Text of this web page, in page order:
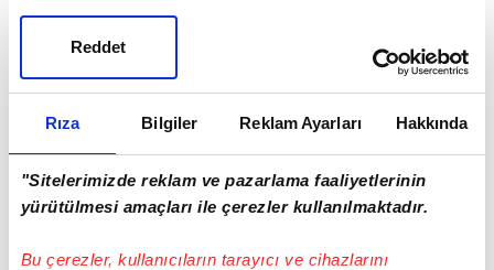
Rıza Bilgiler Reklam Ayarları Hakkında
"Sitelerimizde reklam ve pazarlama faaliyetlerinin
yürütülmesi amaçları ile çerezler kullanılmaktadır.
Bu çerezler, kullanıcıların tarayıcı ve cihazlarını
Reddet